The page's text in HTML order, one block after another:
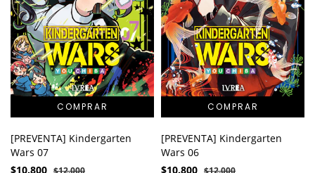
[PREVENTA] Kindergarten
Wars 07
$10.800 $12.000
[PREVENTA] Kindergarten
Wars 06
$10.800 $12.000